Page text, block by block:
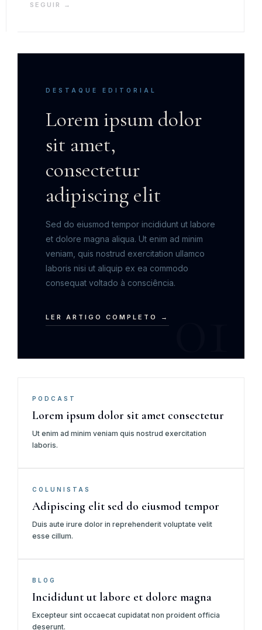
SEGUIR →
DESTAQUE EDITORIAL
Lorem ipsum dolor
sit amet,
consectetur
adipiscing elit
Sed do eiusmod tempor incididunt ut labore
et dolore magna aliqua. Ut enim ad minim
veniam, quis nostrud exercitation ullamco
laboris nisi ut aliquip ex ea commodo
consequat voltado à consciência.
LER ARTIGO COMPLETO →
PODCAST
Lorem ipsum dolor sit amet consectetur
Ut enim ad minim veniam quis nostrud exercitation
laboris.
COLUNISTAS
Adipiscing elit sed do eiusmod tempor
Duis aute irure dolor in reprehenderit voluptate velit
esse cillum.
BLOG
Incididunt ut labore et dolore magna
Excepteur sint occaecat cupidatat non proident officia
deserunt.